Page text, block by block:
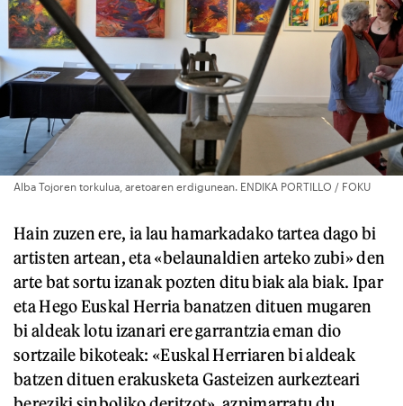
Alba Tojoren torkulua, aretoaren erdigunean. ENDIKA PORTILLO / FOKU
Hain zuzen ere, ia lau hamarkadako tartea dago bi
artisten artean, eta «belaunaldien arteko zubi» den
arte bat sortu izanak pozten ditu biak ala biak. Ipar
eta Hego Euskal Herria banatzen dituen mugaren
bi aldeak lotu izanari ere garrantzia eman dio
sortzaile bikoteak: «Euskal Herriaren bi aldeak
batzen dituen erakusketa Gasteizen aurkezteari